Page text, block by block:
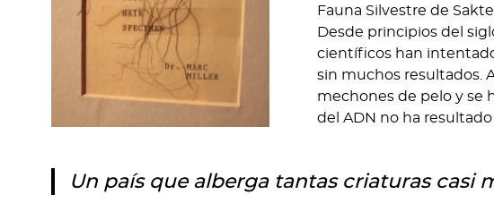
Fauna Silvestre de
Desde principios del
científicos han
sin muchos resultados.
mechones de pelo y se
del ADN no ha
Un país que alberga tantas criaturas casi